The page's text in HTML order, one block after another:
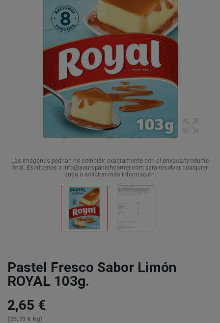
Las imágenes podrían no coincidir exactamente con el envase/producto
final. Escríbenos a info@yourspanishcorner.com para resolver cualquier
duda o solicitar más información.
Pastel Fresco Sabor Limón
ROYAL 103g.
2,65 €
(25,73 € Kg)